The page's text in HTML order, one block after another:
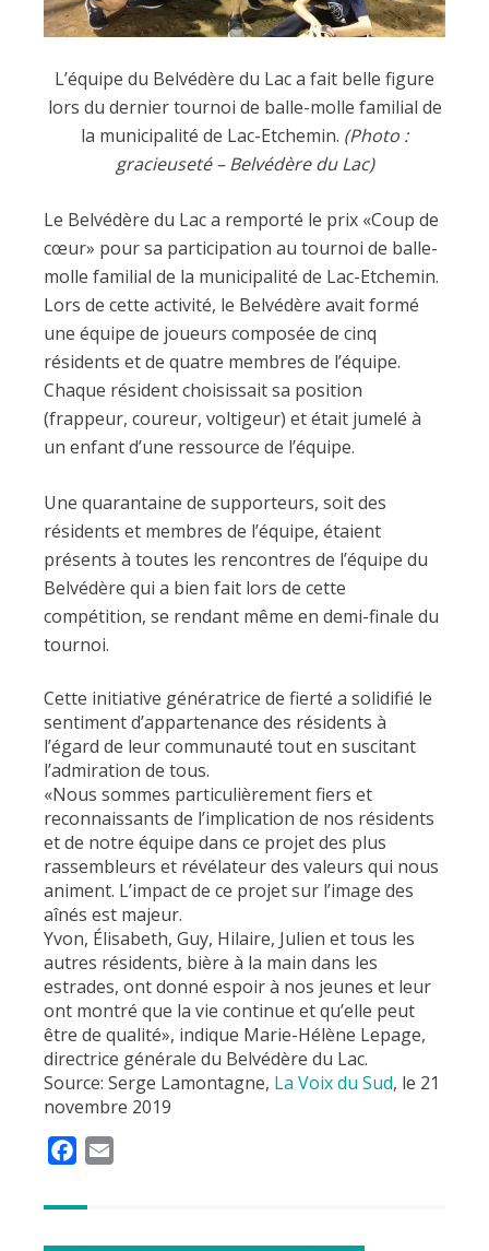
L’équipe du Belvédère du Lac a fait belle figure
lors du dernier tournoi de balle-molle familial de
la municipalité de Lac-Etchemin. (Photo :
gracieuseté – Belvédère du Lac)
Le Belvédère du Lac a remporté le prix «Coup de
cœur» pour sa participation au tournoi de balle-
molle familial de la municipalité de Lac-Etchemin.
Lors de cette activité, le Belvédère avait formé
une équipe de joueurs composée de cinq
résidents et de quatre membres de l’équipe.
Chaque résident choisissait sa position
(frappeur, coureur, voltigeur) et était jumelé à
un enfant d’une ressource de l’équipe.
Une quarantaine de supporteurs, soit des
résidents et membres de l’équipe, étaient
présents à toutes les rencontres de l’équipe du
Belvédère qui a bien fait lors de cette
compétition, se rendant même en demi-finale du
tournoi.
Cette initiative génératrice de fierté a solidifié le
sentiment d’appartenance des résidents à
l’égard de leur communauté tout en suscitant
l’admiration de tous.
«Nous sommes particulièrement fiers et
reconnaissants de l’implication de nos résidents
et de notre équipe dans ce projet des plus
rassembleurs et révélateur des valeurs qui nous
animent. L’impact de ce projet sur l’image des
aînés est majeur.
Yvon, Élisabeth, Guy, Hilaire, Julien et tous les
autres résidents, bière à la main dans les
estrades, ont donné espoir à nos jeunes et leur
ont montré que la vie continue et qu’elle peut
être de qualité», indique Marie-Hélène Lepage,
directrice générale du Belvédère du Lac.
Source: Serge Lamontagne, La Voix du Sud, le 21
novembre 2019
c